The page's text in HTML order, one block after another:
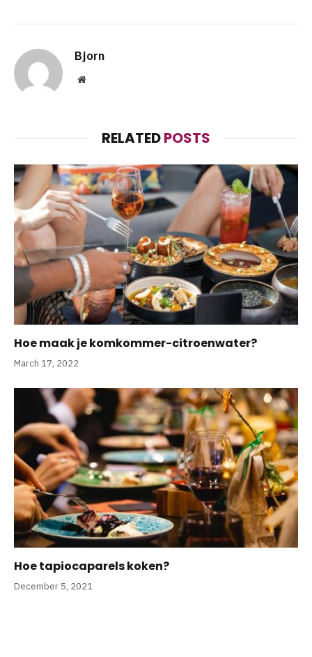
Bjorn
Website
RELATEDPOSTS
Hoe maak je komkommer-citroenwater?
March 17, 2022
Hoe tapiocaparels koken?
December 5, 2021